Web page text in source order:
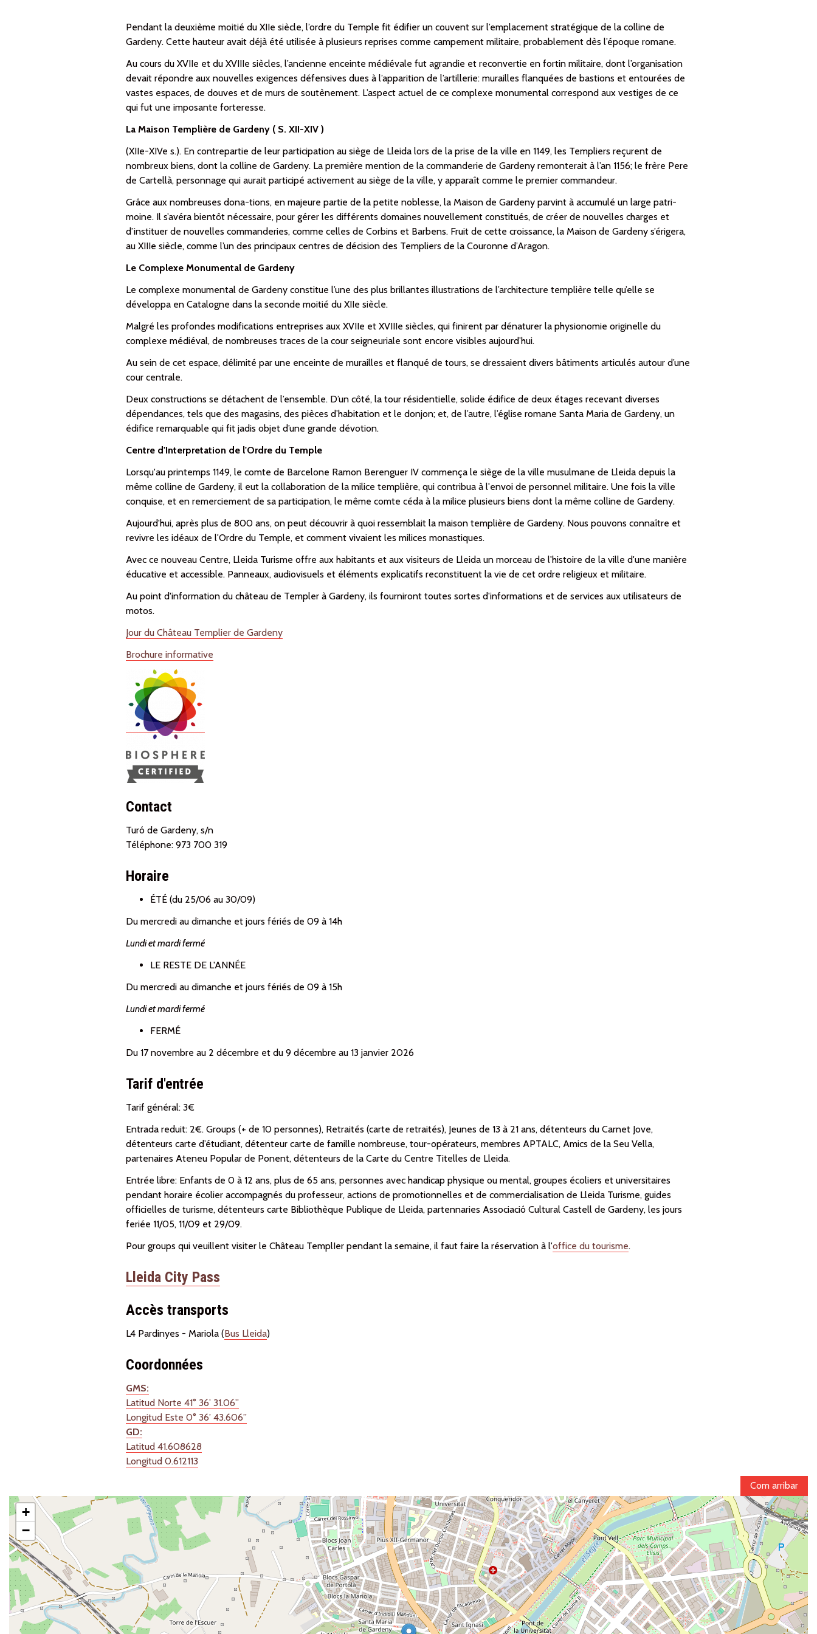
Pendant la deuxième moitié du XIIe siècle, l’ordre du Temple fit édifier un couvent sur l’emplacement stratégique de la colline de
Gardeny. Cette hau­teur avait déjà été utilisée à plu­sieurs reprises comme cam­pe­ment mi­litaire, probablement dès l’époque romane.
Au cours du XVIIe et du XVIIIe siècles, l’ancienne enceinte médiévale fut agrandie et reconvertie en fortin militaire, dont l’organisation
devait répondre aux nouvelles exigences dé­fen­sives dues à l’apparition de l’artillerie: mu­rai­lles flanquées de bastions et en­tourées de
vas­tes espaces, de douves et de murs de soutè­ne­ment. L’aspect actuel de ce com­plexe mo­nu­men­tal correspond aux vestiges de ce
qui fut une imposante for­teresse.
La Maison Templière de Gardeny ( S. XII-XIV )
(XIIe-XIVe s.). En contrepartie de leur par­ti­ci­pa­tion au siège de Lleida lors de la prise de la ville en 1149, les Templiers reçurent de
nombreux biens, dont la colline de Gar­deny. La première mention de la commanderie de Gardeny re­mon­terait à l’an 1156; le frère Pere
de Cartellà, personnage qui aurait participé activement au siège de la ville, y apparaît comme le premier commandeur.
Grâce aux nombreuses do­na­-tio­ns, en majeure partie de la pe­tite noblesse, la Maison de Gar­deny parvint à accumulé un large pa­tri­
moine. Il s’avéra bientôt né­ces­s­aire, pour gérer les di­ffé­rents do­maines nouvellement cons­ti­tués, de créer de nouve­lles char­ges et
d’instituer de nouvelles com­man­deries, com­me celles de Corbins et Bar­bens. Fruit de cette crois­san­ce, la Maison de Gar­deny s’érigera,
au XIIIe siècle, comme l’un des prin­cipaux cen­tres de dé­ci­sion des Tem­pliers de la Couron­ne d’Aragon.
Le Complexe Monumental de Gardeny
Le complexe monumental de Gar­deny constitue l’une des plus bri­llantes illustrations de l’architecture templière telle qu’elle se
développa en Ca­ta­log­ne dans la seconde moitié du XIIe siècle.
Malgré les pro­fon­des mo­difications entreprises aux XVIIe et XVIIIe siècles, qui finirent par dénaturer la phy­sio­nomie ori­gi­ne­lle du
complexe médiéval, de nom­breuses traces de la cour seig­neu­riale sont en­core visibles aujourd’hui.
Au sein de cet es­pa­ce, délimité par une enceinte de murailles et flan­qué de tours, se dressaient divers bâtiments ar­ti­cu­lés au­tour d’une
cour centrale.
Deux constructions se détachent de l’ensemble. D’un côté, la tour résidentielle, solide édifice de deux étages recevant diverses
dépendances, tels que des ma­ga­sins, des pièces d’habitation et le donjon; et, de l’autre, l’église ro­ma­ne Santa Maria de Gardeny, un
édifice re­mar­qua­ble qui fit jadis objet d’une gran­de dé­vo­tion.
Centre d'Interpretation de l'Ordre du Temple
Lorsqu'au printemps 1149, le comte de Barcelone Ramon Berenguer IV commença le siège de la ville musulmane de Lleida depuis la
même colline de Gardeny, il eut la collaboration de la milice templière, qui contribua à l'envoi de personnel militaire. Une fois la ville
conquise, et en remerciement de sa participation, le même comte céda à la milice plusieurs biens dont la même colline de Gardeny.
Aujourd'hui, après plus de 800 ans, on peut découvrir à quoi ressemblait la maison templière de Gardeny. Nous pouvons connaître et
revivre les idéaux de l'Ordre du Temple, et comment vivaient les milices monastiques.
Avec ce nouveau Centre, Lleida Turisme offre aux habitants et aux visiteurs de Lleida un morceau de l'histoire de la ville d'une manière
éducative et accessible. Panneaux, audiovisuels et éléments explicatifs reconstituent la vie de cet ordre religieux et militaire.
Au point d'information du château de Templer à Gardeny, ils fourniront toutes sortes d'informations et de services aux utilisateurs de
motos.
Jour du Château Templier de Gardeny
Brochure informative
Contact
Turó de Gardeny, s/n
Téléphone: 973 700 319
Horaire
ÉTÉ (du 25/06 au 30/09)
Du mercredi au dimanche et jours fériés de 09 à 14h
Lundi et mardi fermé
LE RESTE DE L'ANNÉE
Du mercredi au dimanche et jours fériés de 09 à 15h
Lundi et mardi fermé
FERMÉ
Du 17 novembre au 2 décembre et du 9 décembre au 13 janvier 2026
Tarif d'entrée
Tarif général: 3€
Entrada reduit: 2€. Groups (+ de 10 personnes), Retraités (carte de retraités), Jeunes de 13 à 21 ans, détenteurs du Carnet Jove,
détenteurs carte d’étudiant, détenteur carte de famille nombreuse, tour-opérateurs, membres APTALC, Amics de la Seu Vella,
partenaires Ateneu Popular de Ponent, détenteurs de la Carte du Centre Titelles de Lleida.
Entrée libre: Enfants de 0 à 12 ans, plus de 65 ans, personnes avec handicap physique ou mental, groupes écoliers et universitaires
pendant horaire écolier accompagnés du professeur, actions de promotionnelles et de commercialisation de Lleida Turisme, guides
officielles de turisme, détenteurs carte Bibliothèque Publique de Lleida, partennaries Associació Cultural Castell de Gardeny, les jours
feriée 11/05, 11/09 et 29/09.
Pour groups qui veuillent visiter le Château TemplIer pendant la semaine, il faut faire la réservation à l'office du tourisme.
Lleida City Pass
Accès transports
L4 Pardinyes - Mariola (Bus Lleida)
Coordonnées
GMS:
Latitud Norte 41° 36’ 31.06”
Longitud Este 0° 36’ 43.606”
GD:
Latitud 41.608628
Longitud 0.612113
Com arribar
+
−